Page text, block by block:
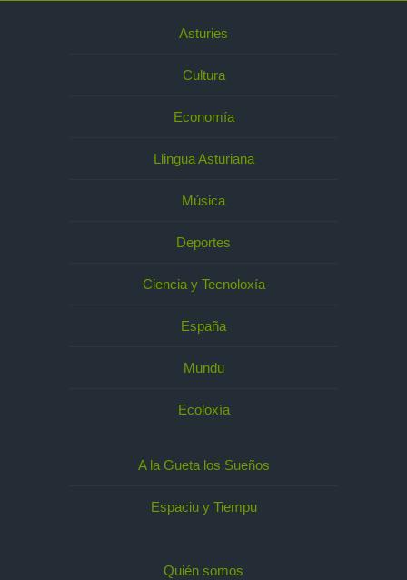
Asturies
Cultura
Economía
Llingua Asturiana
Música
Deportes
Ciencia y Tecnoloxía
España
Mundu
Ecoloxía
A la Gueta los Sueños
Espaciu y Tiempu
Quién somos